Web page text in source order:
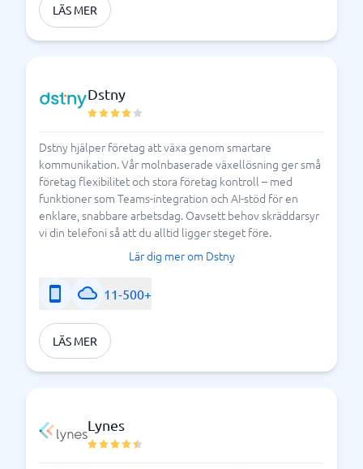
LÄS MER
Dstny
Dstny hjälper företag att växa genom smartare
kommunikation. Vår molnbaserade växellösning ger små
företag flexibilitet och stora företag kontroll – med
funktioner som Teams-integration och AI-stöd för en
enklare, snabbare arbetsdag. Oavsett behov skräddarsyr
vi din telefoni så att du alltid ligger steget före.
Lär dig mer om Dstny
11-500+
LÄS MER
Lynes